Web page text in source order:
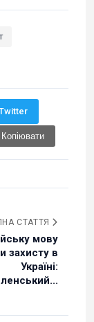
Копіювати
СТАТТЯ
мову
захисту в
Україні: